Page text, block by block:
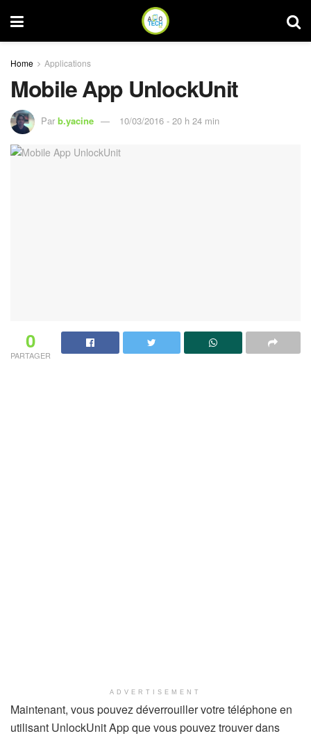
Home Applications
Mobile App UnlockUnit
Par b.yacine 10/03/2016 - 20 h 24 min
0
PARTAGER
ADVERTISEMENT
Maintenant, vous pouvez déverrouiller votre téléphone en
utilisant UnlockUnit App que vous pouvez trouver dans